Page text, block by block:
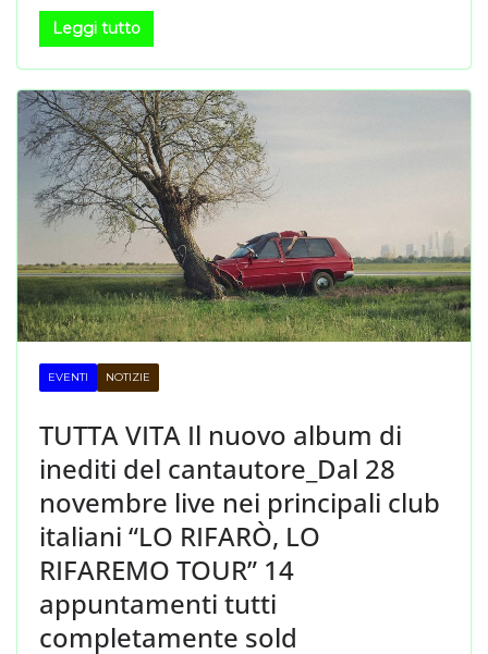
Leggi tutto
EVENTI NOTIZIE
TUTTA VITA Il nuovo album di
inediti del cantautore_Dal 28
novembre live nei principali club
italiani “LO RIFARÒ, LO
RIFAREMO TOUR” 14
appuntamenti tutti
completamente sold